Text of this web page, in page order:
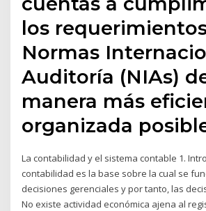
los
Normas
Auditoría (NIAs)
manera más
organizada
La contabilidad y el sistema contable 1.
contabilidad es la base sobre la cual se
decisiones gerenciales y por tanto, las
No existe actividad económica ajena al